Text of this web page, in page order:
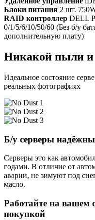
Блоки питания 2 шт.
RAID контроллер DELL
0/1/5/6/10/50/60 (Без б/у
дополнительную плату)
Никакой пыли и
Идеальное состояние
реальных фотографиях
Б/у серверы
Серверы это как
годами. В отличие от
аварии, не зимуют под
масло.
Работайте на вашем
покупкой